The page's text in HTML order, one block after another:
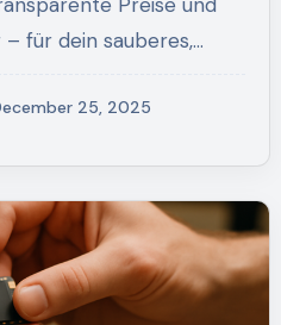
für dein sauberes,…
25, 2025